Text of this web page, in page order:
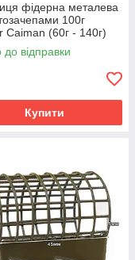
фідерна металева
100г
Caiman (60г - 140г)
для фідера
до відправки
Купити